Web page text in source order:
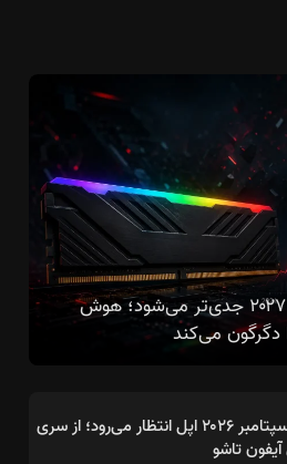
کمبود DRAM در سال ۲۰۲۷ جدی‌تر می‌شود؛ هوش
دگرگون می‌کند
هرآنچه از رویداد سپتامبر ۲۰۲۶ اپل انتظار می‌رود؛ از سری